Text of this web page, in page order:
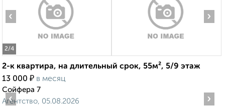
2/4
‹ ›
2-к квартира, на длительный срок, 55м², 5/9 этаж
13 000 ₽ в месяц
Сойфера 7
Агентство, 05.08.2026
‹ ›